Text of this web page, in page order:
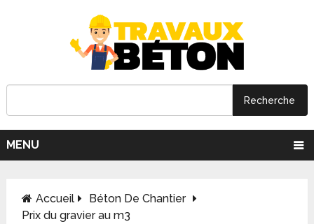
MENU
Accueil
Béton De Chantier
Prix du gravier au m3